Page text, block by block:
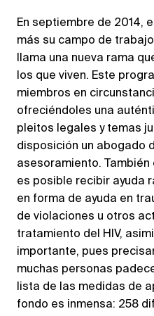
En septiembre de 2014,
más su campo de
llama una nueva rama
los que viven. Este
miembros en
ofreciéndoles una
pleitos legales y temas
disposición un abogado
asesoramiento.
es posible recibir ayuda
en forma de ayuda en
de violaciones u otros
tratamiento del HIV,
importante, pues
muchas personas
lista de las medidas de
fondo es inmensa: 258